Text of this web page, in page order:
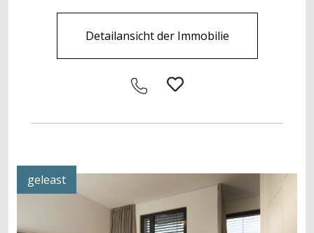
Detailansicht der Immobilie
geleast